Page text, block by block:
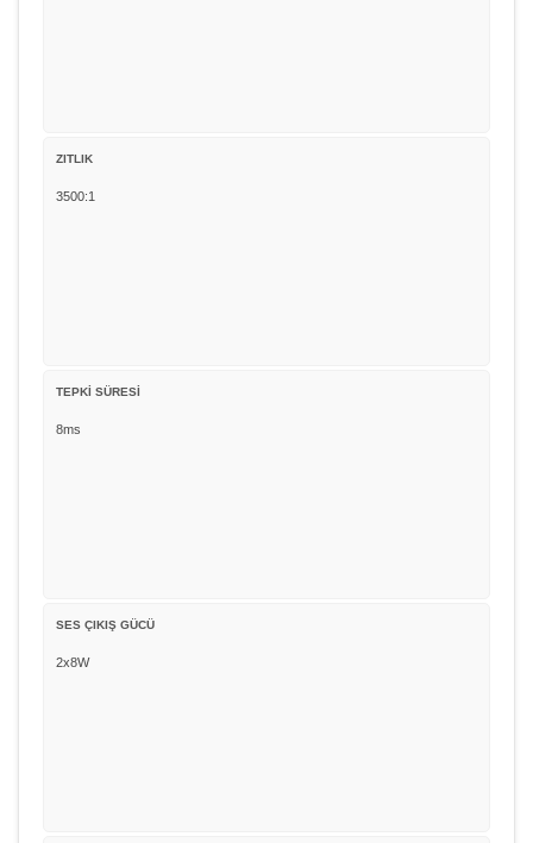
ZITLIK
3500:1
TEPKİ SÜRESİ
8ms
SES ÇIKIŞ GÜCÜ
2x8W